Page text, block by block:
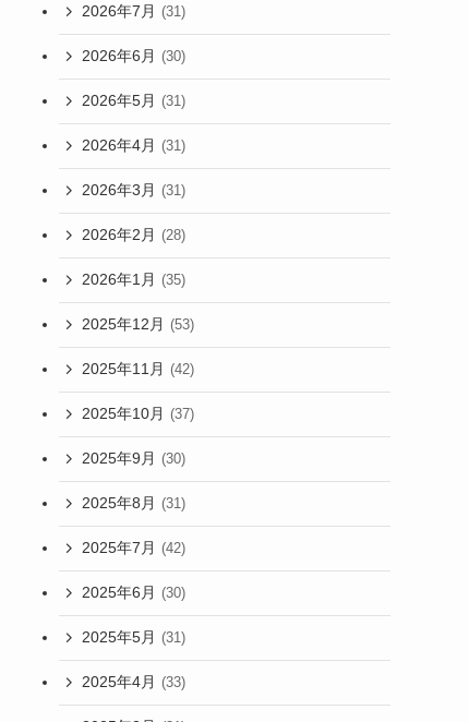
2026年7月 (31)
2026年6月 (30)
2026年5月 (31)
2026年4月 (31)
2026年3月 (31)
2026年2月 (28)
2026年1月 (35)
2025年12月 (53)
2025年11月 (42)
2025年10月 (37)
2025年9月 (30)
2025年8月 (31)
2025年7月 (42)
2025年6月 (30)
2025年5月 (31)
2025年4月 (33)